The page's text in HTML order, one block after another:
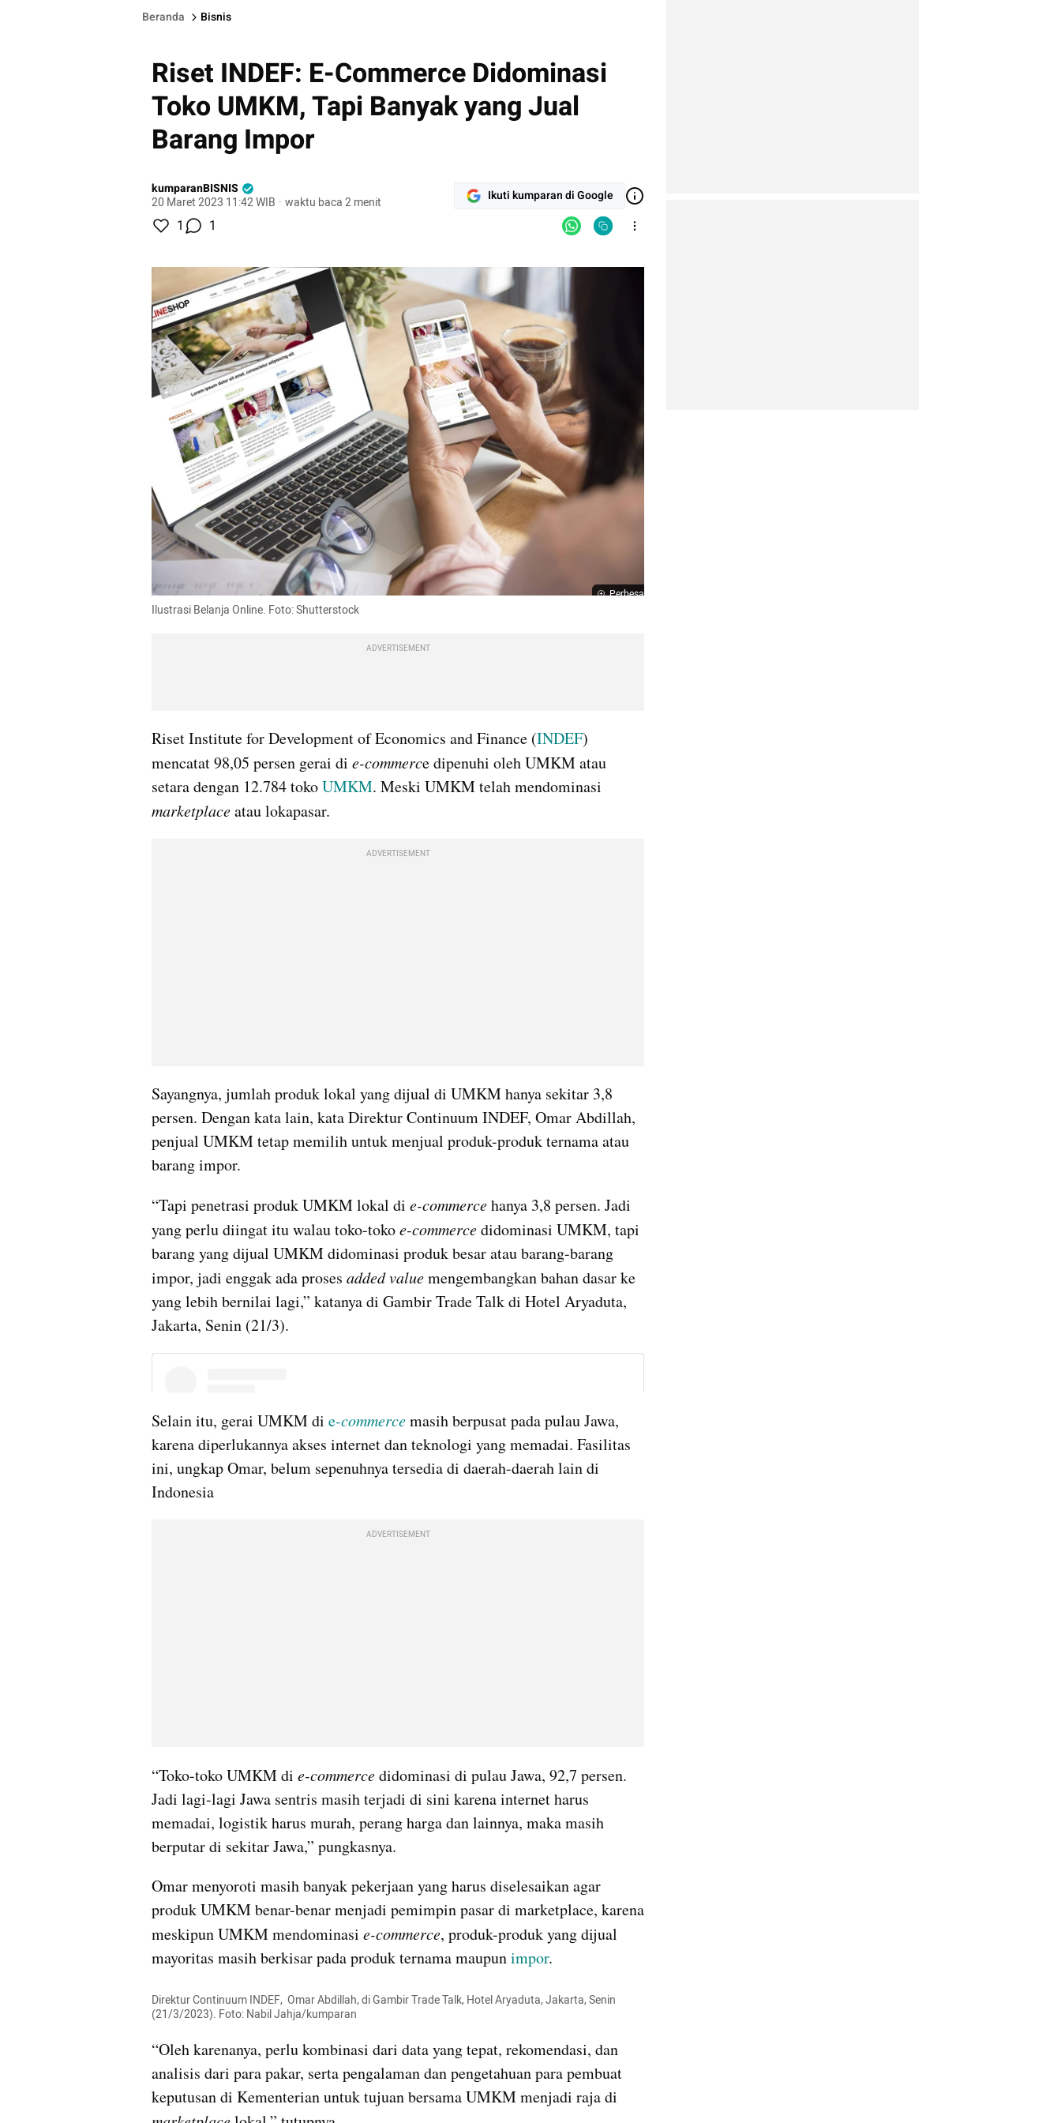
Beranda Bisnis
Riset INDEF: E-Commerce Didominasi
Toko UMKM, Tapi Banyak yang Jual
Barang Impor
kumparanBISNIS
20 Maret 2023 11:42 WIB · waktu baca 2 menit Ikuti kumparan di Google
1 1
Perbesar
Ilustrasi Belanja Online. Foto: Shutterstock
ADVERTISEMENT
Riset Institute for Development of Economics and Finance (INDEF)
mencatat 98,05 persen gerai di e-commerce dipenuhi oleh UMKM atau
setara dengan 12.784 toko UMKM
marketplace atau lokapasar.
ADVERTISEMENT
Sayangnya, jumlah produk lokal yang dijual di UMKM hanya sekitar 3,8
persen. Dengan kata lain, kata Direktur Continuum INDEF, Omar Abdillah,
penjual UMKM tetap memilih untuk menjual produk-produk ternama atau
barang impor.
“Tapi penetrasi produk UMKM lokal di e-commerce hanya 3,8 persen. Jadi
yang perlu diingat itu walau toko-toko e-commerce didominasi UMKM, tapi
barang yang dijual UMKM didominasi produk besar atau barang-barang
impor, jadi enggak ada proses added value mengembangkan bahan dasar ke
yang lebih bernilai lagi,” katanya di Gambir Trade Talk di Hotel Aryaduta,
Jakarta, Senin (21/3).
Selain itu, gerai UMKM di e-commerce masih berpusat pada pulau Jawa,
karena diperlukannya akses internet dan teknologi yang memadai. Fasilitas
ini, ungkap Omar, belum sepenuhnya tersedia di daerah-daerah lain di
Indonesia
ADVERTISEMENT
“Toko-toko UMKM di e-commerce didominasi di pulau Jawa, 92,7 persen.
Jadi lagi-lagi Jawa sentris masih terjadi di sini karena internet harus
memadai, logistik harus murah, perang harga dan lainnya, maka masih
berputar di sekitar Jawa,” pungkasnya.
Omar menyoroti masih banyak pekerjaan yang harus diselesaikan agar
produk UMKM benar-benar menjadi pemimpin pasar di marketplace, karena
meskipun UMKM mendominasi e-commerce, produk-produk yang dijual
mayoritas masih berkisar pada produk ternama maupun impor.
Direktur Continuum INDEF,  Omar Abdillah, di Gambir Trade Talk, Hotel Aryaduta, Jakarta, Senin
(21/3/2023). Foto: Nabil Jahja/kumparan
“Oleh karenanya, perlu kombinasi dari data yang tepat, rekomendasi, dan
analisis dari para pakar, serta pengalaman dan pengetahuan para pembuat